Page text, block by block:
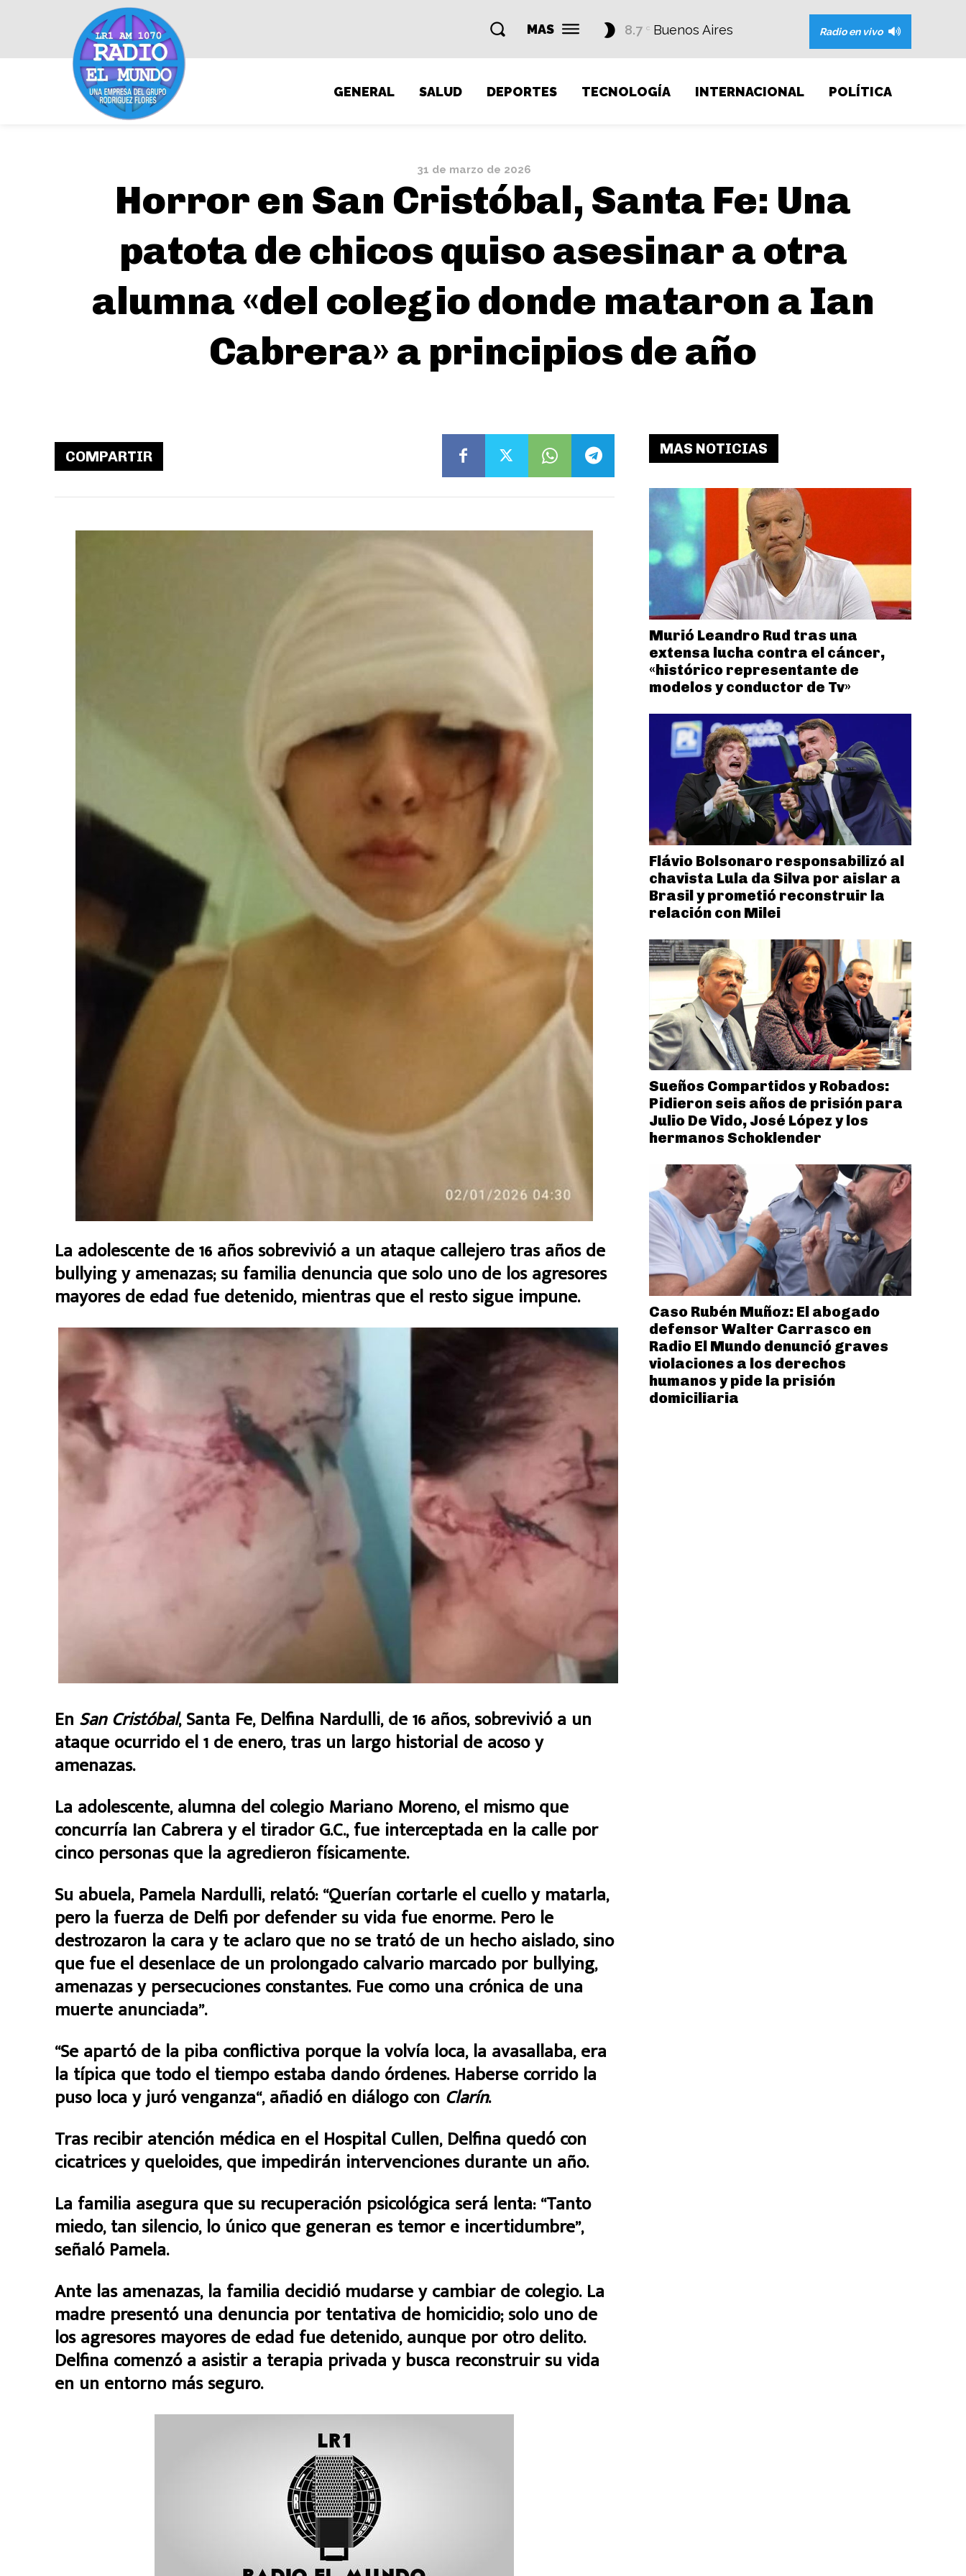
MAS 8.7 C Buenos Aires Radio en vivo
GENERAL SALUD DEPORTES TECNOLOGÍA INTERNACIONAL POLÍTICA
31 de marzo de 2026
Horror en San Cristóbal, Santa Fe: Una
patota de chicos quiso asesinar a otra
alumna «del colegio donde mataron a Ian
Cabrera» a principios de año
COMPARTIR
La adolescente de 16 años sobrevivió a un ataque callejero tras años de
bullying y amenazas; su familia denuncia que solo uno de los agresores
mayores de edad fue detenido, mientras que el resto sigue impune.
En San Cristóbal, Santa Fe, Delfina Nardulli, de 16 años, sobrevivió a un
ataque ocurrido el 1 de enero, tras un largo historial de acoso y
amenazas.
La adolescente, alumna del colegio Mariano Moreno, el mismo que
concurría Ian Cabrera y el tirador G.C., fue interceptada en la calle por
cinco personas que la agredieron físicamente.
Su abuela, Pamela Nardulli, relató: “Querían cortarle el cuello y matarla,
pero la fuerza de Delfi por defender su vida fue enorme. Pero le
destrozaron la cara y te aclaro que no se trató de un hecho aislado, sino
que fue el desenlace de un prolongado calvario marcado por bullying,
amenazas y persecuciones constantes. Fue como una crónica de una
muerte anunciada”.
“Se apartó de la piba conflictiva porque la volvía loca, la avasallaba, era
la típica que todo el tiempo estaba dando órdenes. Haberse corrido la
puso loca y juró venganza“, añadió en diálogo con Clarín.
Tras recibir atención médica en el Hospital Cullen, Delfina quedó con
cicatrices y queloides, que impedirán intervenciones durante un año.
La familia asegura que su recuperación psicológica será lenta: “Tanto
miedo, tan silencio, lo único que generan es temor e incertidumbre”,
señaló Pamela.
Ante las amenazas, la familia decidió mudarse y cambiar de colegio. La
madre presentó una denuncia por tentativa de homicidio; solo uno de
los agresores mayores de edad fue detenido, aunque por otro delito.
Delfina comenzó a asistir a terapia privada y busca reconstruir su vida
en un entorno más seguro.
MAS NOTICIAS
Murió Leandro Rud tras una
extensa lucha contra el cáncer,
«histórico representante de
modelos y conductor de Tv»
Flávio Bolsonaro responsabilizó al
chavista Lula da Silva por aislar a
Brasil y prometió reconstruir la
relación con Milei
Sueños Compartidos y Robados:
Pidieron seis años de prisión para
Julio De Vido, José López y los
hermanos Schoklender
Caso Rubén Muñoz: El abogado
defensor Walter Carrasco en
Radio El Mundo denunció graves
violaciones a los derechos
humanos y pide la prisión
domiciliaria